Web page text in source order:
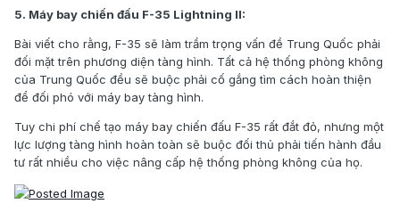
5. Máy bay chiến đấu F-35 Lightning II:
Bài viết cho rằng, F-35 sẽ làm trầm trọng vấn đề Trung Quốc phải
đối mặt trên phương diện tàng hình. Tất cả hệ thống phòng không
của Trung Quốc đều sẽ buộc phải cố gắng tìm cách hoàn thiện
để đối phó với máy bay tàng hình.
Tuy chi phí chế tạo máy bay chiến đấu F-35 rất đắt đỏ, nhưng một
lực lượng tàng hình hoàn toàn sẽ buộc đối thủ phải tiến hành đầu
tư rất nhiều cho việc nâng cấp hệ thống phòng không của họ.